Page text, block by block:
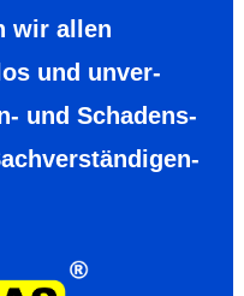
wir allen
und unver­
und Schadens­